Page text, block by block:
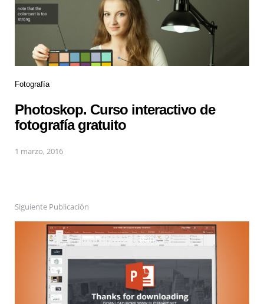
Fotografía
Photoskop. Curso interactivo de
fotografía gratuito
1 marzo, 2016
Siguiente Publicación